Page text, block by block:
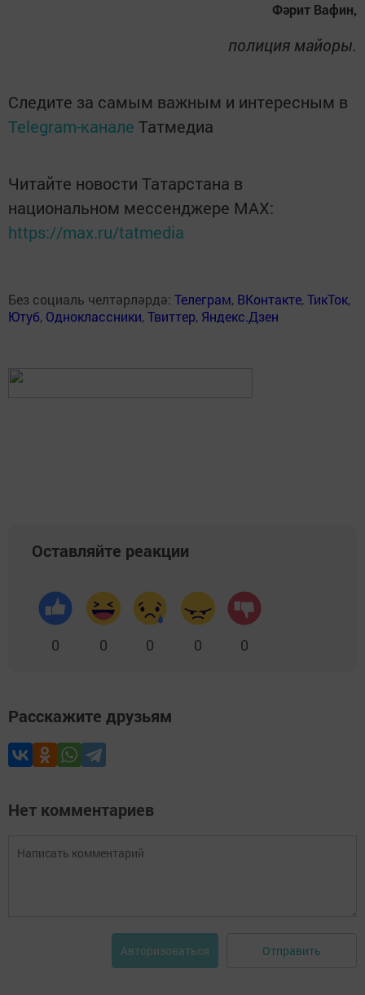
Фәрит Вафин,
полиция майоры.
Следите за самым важным и интересным в
Telegram-канале Татмедиа
Читайте новости Татарстана в
национальном мессенджере MАХ:
https://max.ru/tatmedia
Без социаль челтәрләрдә: Телеграм, ВКонтакте,ТикТок,
Ютуб, Одноклассники,Твиттер, Яндекс.Дзен
Оставляйте реакции
0 0 0 0 0
Расскажите друзьям
Нет комментариев
Авторизоваться Отправить